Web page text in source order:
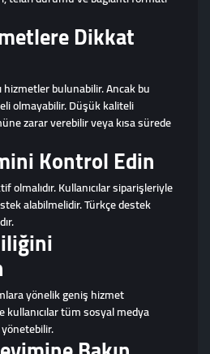
Dikkat
bulunabilir. Ancak bu
olmayabilir. Düşük kaliteli
zarar verebilir veya kısa sürede
Kontrol Edin
Kullanıcılar siparişleriyle
alabilmelidir. Türkçe destek
yönelik geniş hizmet
tüm sosyal medya